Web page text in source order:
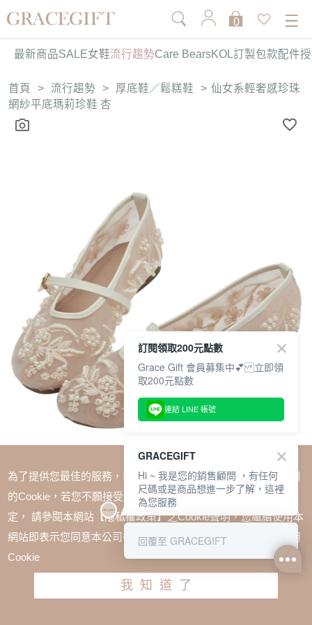
0
最新商品SALE女鞋流行趨勢Care BearsKOL訂製包款配件
首頁 > 流行趨勢 > 厚底鞋／鬆糕鞋 > 仙女系輕奢感珍珠
網紗平底瑪莉珍鞋 杏
仙女系輕奢感珍珠網紗平底瑪莉珍鞋 杏
TWD $1280
為了提供您最佳的服務，本網站會在您的電腦中放置並取用我們
的Cookie，若您不願接受Cookie時應如何變更電腦的Cookie設
定， 請參閱本網站【隱私權政策】之Cookie聲明，您繼續使用本
網站即表示您同意本公司得按本網站使用條款之Cookie聲明使用
Cookie
我知道了
訂閱領取200元點數
Grace Gift 會員募集中💕 立即領
取200元點數
連結 LINE 帳號
GRACEGIFT
Hi ~ 我是您的銷售顧問 ，有任何
尺碼或是商品想進一步了解，這裡
為您服務
回覆至 GRACEGIFT